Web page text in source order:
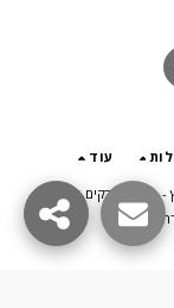
עוד
- פרגולות דקים תוספות
נגישות